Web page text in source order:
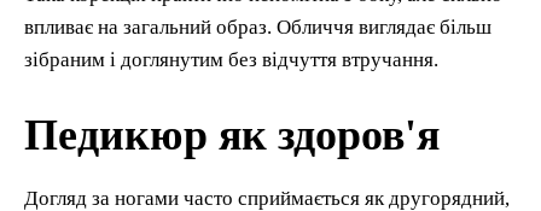
впливає на загальний образ. Обличчя виглядає більш
зібраним і доглянутим без відчуття втручання.
Педикюр як здоров'я
Догляд за ногами часто сприймається як другорядний,